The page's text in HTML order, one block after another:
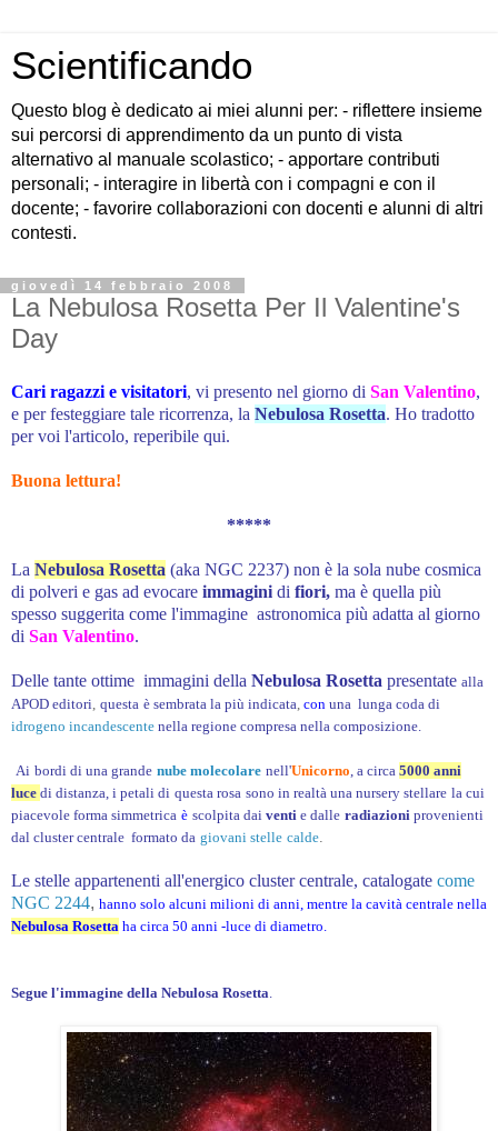
Scientificando
Questo blog è dedicato ai miei alunni per: - riflettere insieme
sui percorsi di apprendimento da un punto di vista
alternativo al manuale scolastico; - apportare contributi
personali; - interagire in libertà con i compagni e con il
docente; - favorire collaborazioni con docenti e alunni di altri
contesti.
giovedì 14 febbraio 2008
La Nebulosa Rosetta Per Il Valentine's
Day
Cari ragazzi e visitatori, vi presento nel giorno di San Valentino,
e per festeggiare tale ricorrenza, la Nebulosa Rosetta. Ho tradotto
per voi l'articolo, reperibile qui.
Buona lettura!
*****
La Nebulosa Rosetta (aka NGC 2237) non è la sola nube cosmica
di polveri e gas ad evocare immagini di fiori, ma è quella più
spesso suggerita come l'immagine astronomica più adatta al giorno
di San Valentino.
Delle tante ottime immagini della Nebulosa Rosetta presentate alla
APOD editori questa è sembrata la più indicata con una lunga coda di
idrogeno incandescente nella regione compresa nella composizione.
Ai bordi di una grande nube molecolare nell'Unicorno , a circa 5000 anni
luce di distanza, i petali di questa rosa sono in realtà una nursery stellare la cui
piacevole forma simmetrica è scolpita dai venti e dalle radiazioni provenienti
dal cluster centrale formato da giovani stelle calde
Le stelle appartenenti all'energico cluster centrale, catalogate come
NGC 2244, hanno solo alcuni milioni di anni, mentre la cavità centrale nella
Nebulosa Rosetta ha circa 50 anni -luce di diametro.
Segue l'immagine della Nebulosa Rosetta